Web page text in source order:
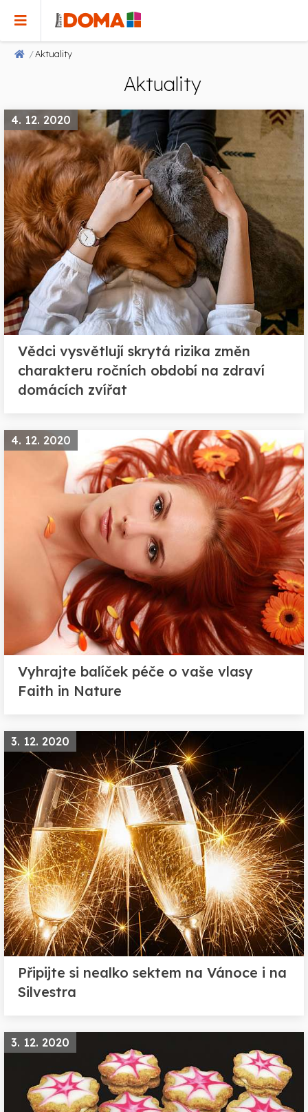
Aktuality
Aktuality
4. 12. 2020
Vědci vysvětlují skrytá rizika změn
charakteru ročních období na zdraví
domácích zvířat
4. 12. 2020
Vyhrajte balíček péče o vaše vlasy
Faith in Nature
3. 12. 2020
Připijte si nealko sektem na Vánoce i na
Silvestra
3. 12. 2020